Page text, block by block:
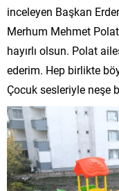
inceleyen Başkan
Merhum Mehmet
hayırlı olsun. Polat
ederim. Hep birlikte
Çocuk sesleriyle neşe